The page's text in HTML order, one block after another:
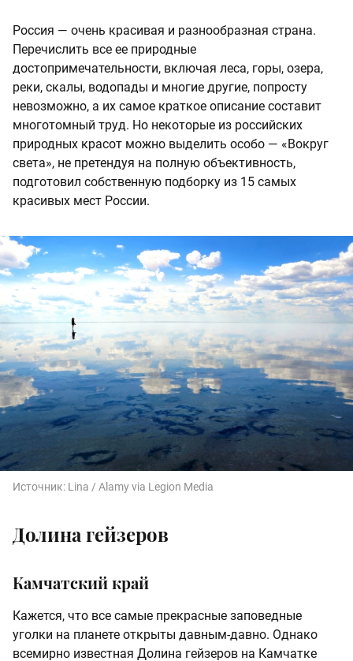
Россия — очень красивая и разнообразная страна.
Перечислить все ее природные
достопримечательности, включая леса, горы, озера,
реки, скалы, водопады и многие другие, попросту
невозможно, а их самое краткое описание составит
многотомный труд. Но некоторые из российских
природных красот можно выделить особо — «Вокруг
света», не претендуя на полную объективность,
подготовил собственную подборку из 15 самых
красивых мест России.
Источник: Lina / Alamy via Legion Media
Долина гейзеров
Камчатский край
Кажется, что все самые прекрасные заповедные
уголки на планете открыты давным-давно. Однако
всемирно известная Долина гейзеров на Камчатке